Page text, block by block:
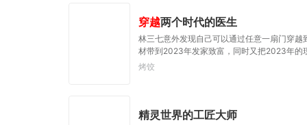
物异化的时代里，高呼独属于人的力量，也
穿越两个时代的医生
林三七意外发现自己可以通过任意一扇门穿
材带到2023年发家致富，同时又把2023年的
烤饺
精灵世界的工匠大师